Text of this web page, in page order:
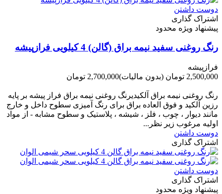
دوست داشتن
اشتراک گذاری
پیشنهاد ویژه محدود
رنگ روغنی سفید نیمه براق (گالن) 4 کیلویی فرازپیشه
فرازپیشه
2,500,000 تومان
(بدون مالیات)2,700,000 تومان
رنگ روغنی نیمه براق آلکیدیرنگ روغنی نیمه براق فراز پیشه بر پایه
رزین آلکید و فوق العاده براق برای رنگ آمیزی سطوح داخل و خارج
مانند دیوار ، چوب ، فلز ، شیشه ، پلاستیک و سطوح مشابه - از مواد
اولیه مرغوب زیر نظر...
دوست داشتن
اشتراک گذاری
دوست داشتن
اشتراک گذاری
پیشنهاد ویژه محدود